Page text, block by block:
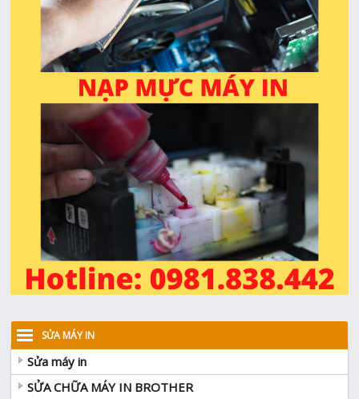
SỬA MÁY IN
Sửa máy in
SỬA CHỮA MÁY IN BROTHER